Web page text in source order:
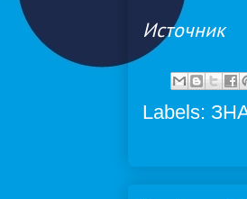
Источник
Labels: